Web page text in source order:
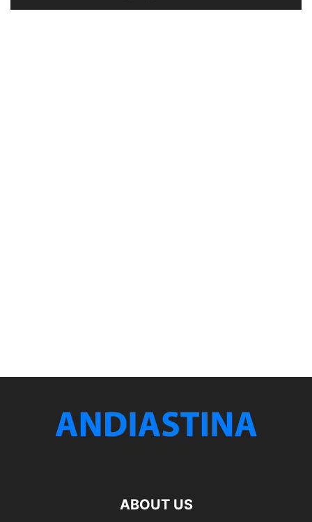
ABOUT US